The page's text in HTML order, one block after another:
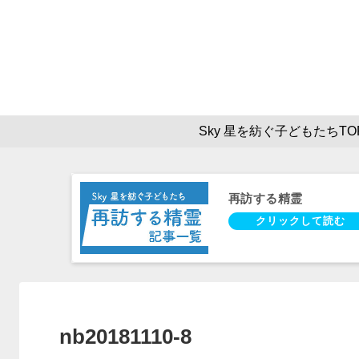
Sky 星を紡ぐ子どもたち
再訪する精霊
nb20181110-8